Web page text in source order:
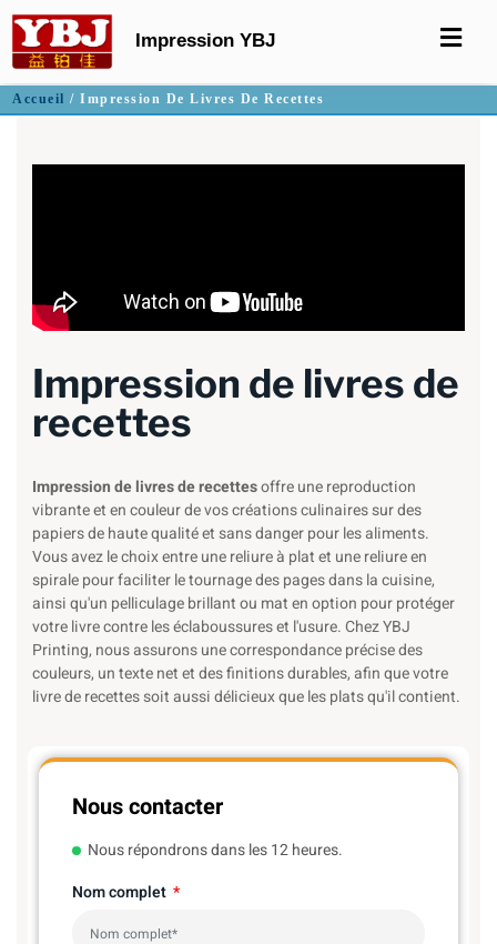
Impression YBJ
Accueil / Impression De Livres De Recettes
Impression de livres de
recettes
Impression de livres de recettesoffre une reproduction
vibrante et en couleur de vos créations culinaires sur des
papiers de haute qualité et sans danger pour les aliments.
Vous avez le choix entre une reliure à plat et une reliure en
spirale pour faciliter le tournage des pages dans la cuisine,
ainsi qu'un pelliculage brillant ou mat en option pour protéger
votre livre contre les éclaboussures et l'usure. Chez YBJ
Printing, nous assurons une correspondance précise des
couleurs, un texte net et des finitions durables, afin que votre
livre de recettes soit aussi délicieux que les plats qu'il contient.
Nous contacter
Nous répondrons dans les 12 heures.
Nom complet